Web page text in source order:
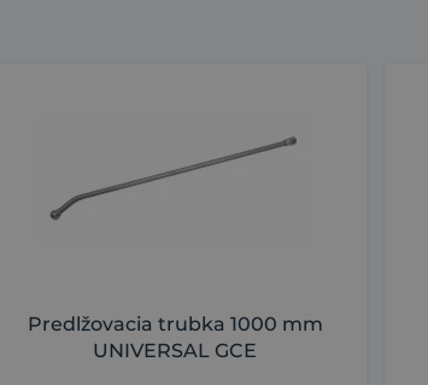
Predlžovacia trubka 1000 mm
UNIVERSAL GCE